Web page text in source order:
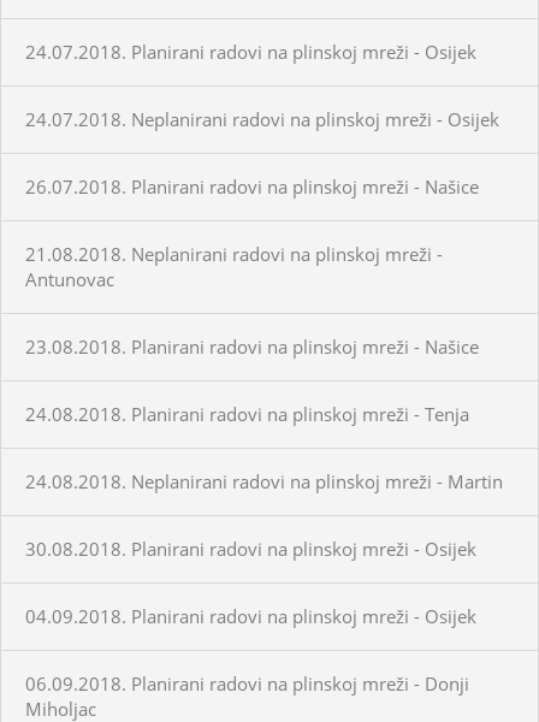
24.07.2018. Planirani radovi na plinskoj mreži - Osijek
24.07.2018. Neplanirani radovi na plinskoj mreži - Osijek
26.07.2018. Planirani radovi na plinskoj mreži - Našice
21.08.2018. Neplanirani radovi na plinskoj mreži -
Antunovac
23.08.2018. Planirani radovi na plinskoj mreži - Našice
24.08.2018. Planirani radovi na plinskoj mreži - Tenja
24.08.2018. Neplanirani radovi na plinskoj mreži - Martin
30.08.2018. Planirani radovi na plinskoj mreži - Osijek
04.09.2018. Planirani radovi na plinskoj mreži - Osijek
06.09.2018. Planirani radovi na plinskoj mreži - Donji
Miholjac